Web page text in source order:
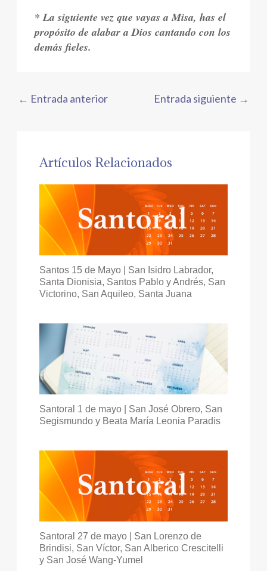
* La siguiente vez que vayas a Misa, has el
propósito de alabar a Dios cantando con los
demás fieles.
← Entrada anterior Entrada siguiente →
Artículos Relacionados
Santos 15 de Mayo | San Isidro Labrador,
Santa Dionisia, Santos Pablo y Andrés, San
Victorino, San Aquileo, Santa Juana
Santoral 1 de mayo | San José Obrero, San
Segismundo y Beata María Leonia Paradis
Santoral 27 de mayo | San Lorenzo de
Brindisi, San Víctor, San Alberico Crescitelli
y San José Wang-Yumel